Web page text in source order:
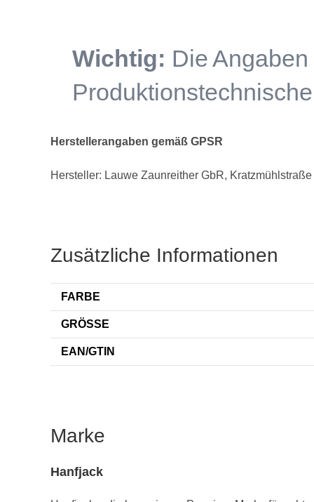
Herstellerangaben gemäß GPSR
Hersteller: Lauwe Zaunreither GbR,
Zusätzliche Informationen
FARBE
GRÖSSE
EAN/GTIN
Marke
Hanfjack